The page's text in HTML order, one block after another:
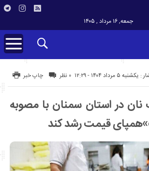
جمعه, ۱۶ مرداد , ۱۴۰۵
۵ مرداد ۱۴۰۴ - ۱۲:۲۹ چاپ خبر ۰ نظر
در استان سمنان با مصوبه
قیمت رشد کند